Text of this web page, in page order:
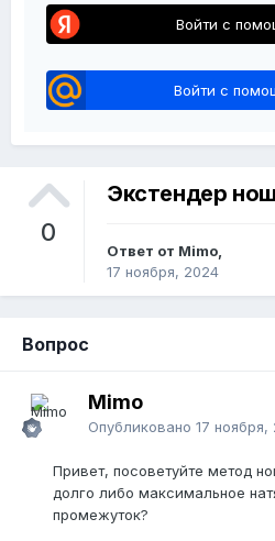
Войти с
Войти с
0
Экстендер
Ответ от Mimo,
17 ноября, 2024
Вопрос
Mimo
Опубликовано 17 ноября,
Привет, посоветуйте метод
долго либо максимальное
промежуток?